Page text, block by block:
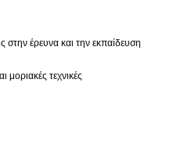
έρευνα και την εκπαίδευση
τεχνικές